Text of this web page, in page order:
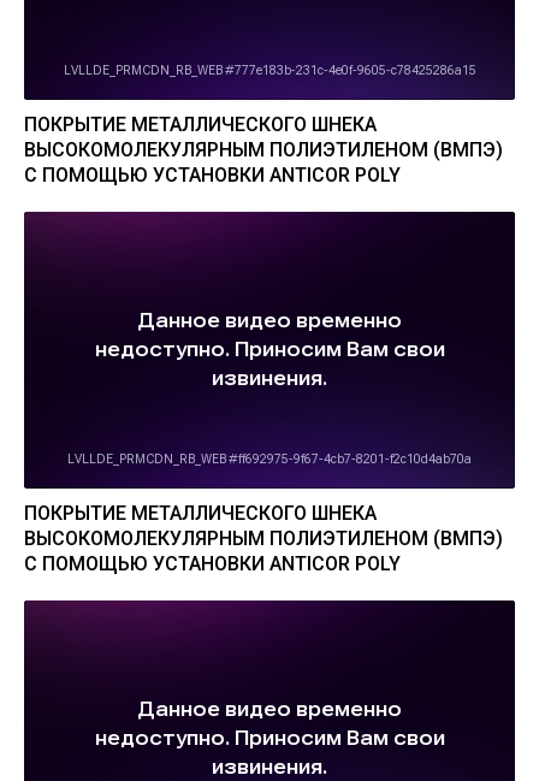
ПОКРЫТИЕ МЕТАЛЛИЧЕСКОГО ШНЕКА
ВЫСОКОМОЛЕКУЛЯРНЫМ ПОЛИЭТИЛЕНОМ (ВМПЭ)
С ПОМОЩЬЮ УСТАНОВКИ ANTICOR POLY
ПОКРЫТИЕ МЕТАЛЛИЧЕСКОГО ШНЕКА
ВЫСОКОМОЛЕКУЛЯРНЫМ ПОЛИЭТИЛЕНОМ (ВМПЭ)
С ПОМОЩЬЮ УСТАНОВКИ ANTICOR POLY